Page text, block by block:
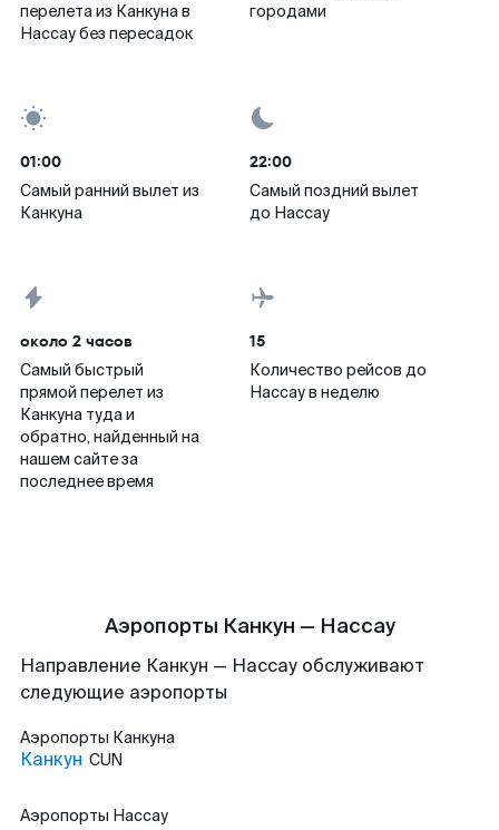
перелета из Канкуна в
Нассау без пересадок
городами
01:00
Самый ранний вылет из
Канкуна
22:00
Самый поздний вылет
до Нассау
около 2 часов
Самый быстрый
прямой перелет из
Канкуна туда и
обратно, найденный на
нашем сайте за
последнее время
15
Количество рейсов до
Нассау в неделю
Аэропорты Канкун — Нассау
Направление Канкун — Нассау обслуживают
следующие аэропорты
Аэропорты Канкуна
Канкун CUN
Аэропорты Нассау